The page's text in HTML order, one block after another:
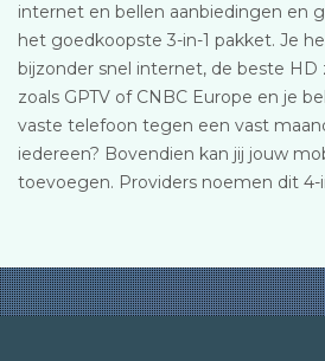
internet en bellen aanbiedingen en
het goedkoopste 3-in-1 pakket. Je
bijzonder snel internet, de beste HD
zoals GPTV of CNBC Europe en je
vaste telefoon tegen een vast
iedereen? Bovendien kan jij jouw
toevoegen. Providers noemen dit 4-